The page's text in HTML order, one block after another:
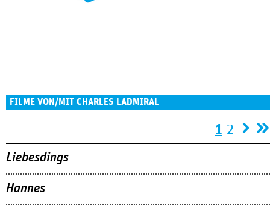
FILME VON/MIT CHARLES LADMIRAL
1 2
Liebesdings
Hannes